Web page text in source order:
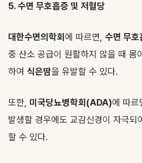
5. 수면 무호흡증 및 저혈당
대한수면의학회 에 따르면, 수면 무호
중 산소 공급이 원활하지 않을 때 몸
하여 식은땀을 유발할 수 있다.
또한, 미국당뇨병학회(ADA)에 따르
발생할 경우에도 교감신경이 자극되
할 수 있다.